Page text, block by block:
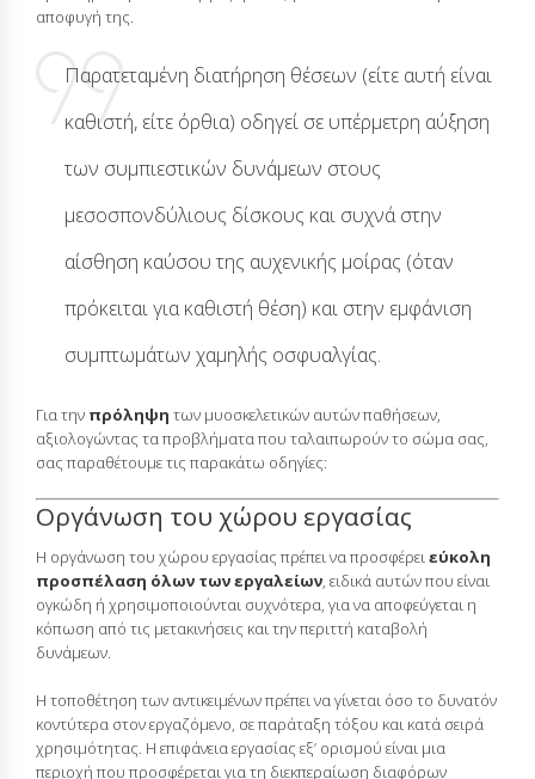
αποφυγή της.
Παρατεταμένη διατήρηση θέσεων (είτε αυτή είναι
καθιστή, είτε όρθια) οδηγεί σε υπέρμετρη αύξηση
των συμπιεστικών δυνάμεων στους
μεσοσπονδύλιους δίσκους και συχνά στην
αίσθηση καύσου της αυχενικής μοίρας (όταν
πρόκειται για καθιστή θέση) και στην εμφάνιση
συμπτωμάτων χαμηλής οσφυαλγίας.
Για την πρόληψη των μυοσκελετικών αυτών παθήσεων,
αξιολογώντας τα προβλήματα που ταλαιπωρούν το σώμα σας,
σας παραθέτουμε τις παρακάτω οδηγίες:
Οργάνωση του χώρου εργασίας
Η οργάνωση του χώρου εργασίας πρέπει να προσφέρειεύκολη
προσπέλαση όλων των εργαλείων, ειδικά αυτών που είναι
ογκώδη ή χρησιμοποιούνται συχνότερα, για να αποφεύγεται η
κόπωση από τις μετακινήσεις και την περιττή καταβολή
δυνάμεων.
Η τοποθέτηση των αντικειμένων πρέπει να γίνεται όσο το δυνατόν
κοντύτερα στον εργαζόμενο, σε παράταξη τόξου και κατά σειρά
χρησιμότητας. Η επιφάνεια εργασίας εξ’ ορισμού είναι μια
περιοχή που προσφέρεται για τη διεκπεραίωση διαφόρων